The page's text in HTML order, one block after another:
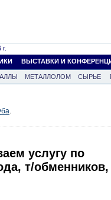
ВЫСТАВКИ И
МЕТАЛЛОЛОМ СЫРЬЕ
.
услугу по
т/обменников,